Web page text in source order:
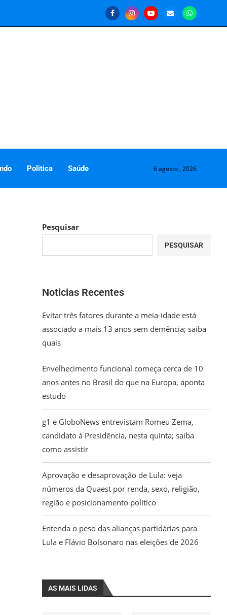
Politica Saúde 6 agosto , 2026
Pesquisar
PESQUISAR
Noticias Recentes
Evitar três fatores durante a meia-idade está
associado a mais 13 anos sem demência; saiba
quais
Envelhecimento funcional começa cerca de 10
anos antes no Brasil do que na Europa, aponta
estudo
g1 e GloboNews entrevistam Romeu Zema,
candidato à Presidência, nesta quinta; saiba
como assistir
Aprovação e desaprovação de Lula: veja
números da Quaest por renda, sexo, religião,
região e posicionamento político
Entenda o peso das alianças partidárias para
Lula e Flávio Bolsonaro nas eleições de 2026
AS MAIS LIDAS